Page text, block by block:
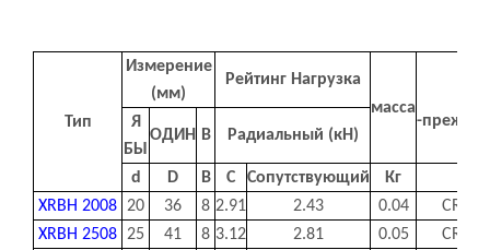
Тип
Измерение
(мм)
Рейтинг Нагрузка
масса
-
Я
БЫ
ОДИН B Радиальный (кН)
d D B C Сопутствующий Кг
XRBH 2008 20 36 8 2.91 2.43 0.04
XRBH 2508 25 41 8 3.12 2.81 0.05